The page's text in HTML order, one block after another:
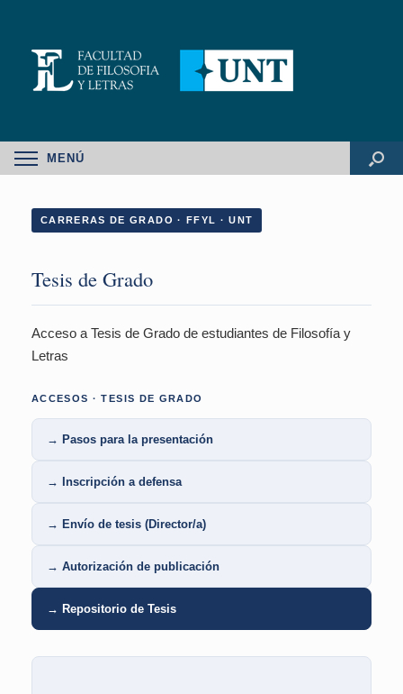
MENÚ
CARRERAS DE GRADO · FFYL · UNT
Tesis de Grado
Acceso a Tesis de Grado de estudiantes de Filosofía y
Letras
ACCESOS · TESIS DE GRADO
→ Pasos para la presentación
→ Inscripción a defensa
→ Envío de tesis (Director/a)
→ Autorización de publicación
→ Repositorio de Tesis